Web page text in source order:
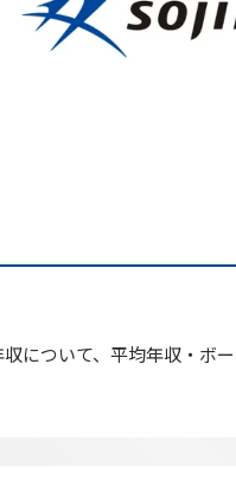
について、平均年収・ボ